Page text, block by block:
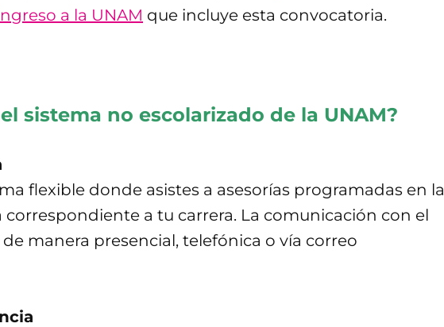
a la UNAM que incluye esta convocatoria.
sistema no escolarizado de la UNAM?
flexible donde asistes a asesorías programadas en la
a tu carrera. La comunicación con el
manera presencial, telefónica o vía correo